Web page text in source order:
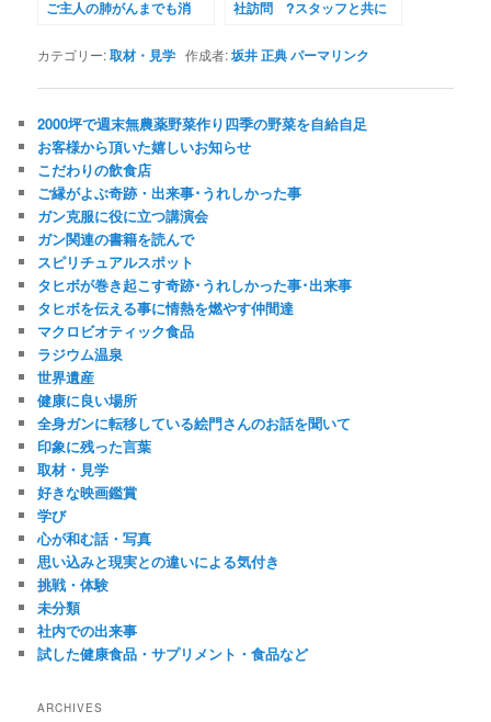
ご主人の肺がんまでも消
社訪問 ?スタッフと共に
カテゴリー:取材・見学 作成者:坂井 正典パーマリンク
2000坪で週末無農薬野菜作り四季の野菜を自給自足
お客様から頂いた嬉しいお知らせ
こだわりの飲食店
ご縁がよぶ奇跡・出来事･うれしかった事
ガン克服に役に立つ講演会
ガン関連の書籍を読んで
スピリチュアルスポット
タヒボが巻き起こす奇跡･うれしかった事･出来事
タヒボを伝える事に情熱を燃やす仲間達
マクロビオティック食品
ラジウム温泉
世界遺産
健康に良い場所
全身ガンに転移している絵門さんのお話を聞いて
印象に残った言葉
取材・見学
好きな映画鑑賞
学び
心が和む話・写真
思い込みと現実との違いによる気付き
挑戦・体験
未分類
社内での出来事
試した健康食品・サプリメント・食品など
ARCHIVES